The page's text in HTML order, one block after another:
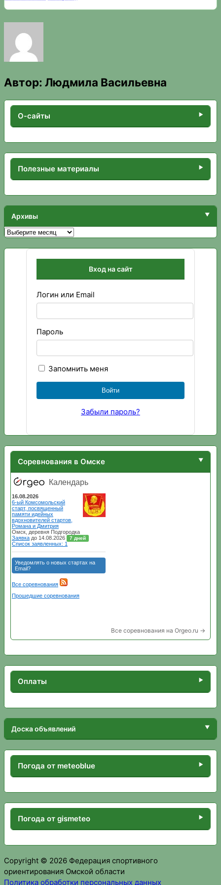
Автор: Людмила Васильевна
О-сайты
Полезные материалы
Архивы
Архивы
Вход на сайт
Логин или Email
Пароль
Запомнить меня
Забыли пароль?
Соревнования в Омске
Все соревнования на Orgeo.ru →
Оплаты
Доска объявлений
Погода от meteoblue
Погода от gismeteo
Copyright © 2026 Федерация спортивного
ориентирования Омской области
Политика обработки персональных данных